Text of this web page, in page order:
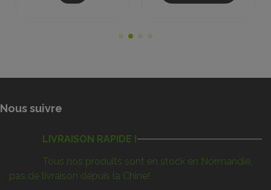
Nous suivre
LIVRAISON RAPIDE !
Tous nos produits sont en stock en Normandie,
pas de livraison depuis la Chine!